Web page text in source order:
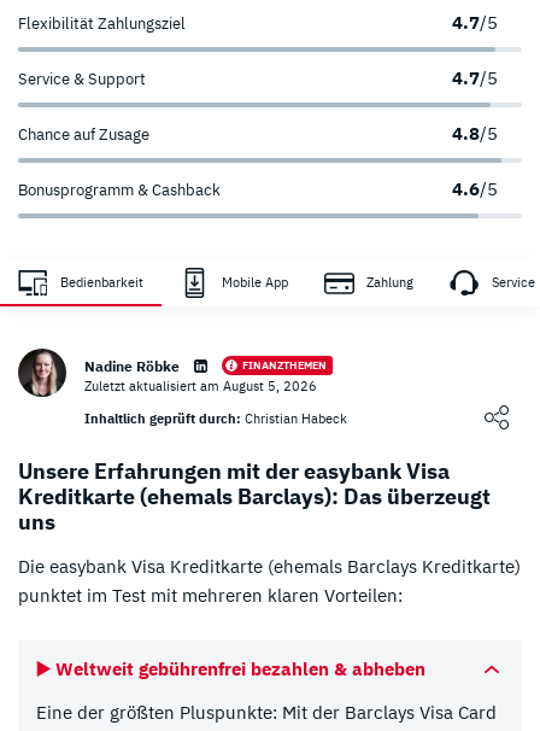
Flexibilität Zahlungsziel 4.7/5
Service & Support 4.7/5
Chance auf Zusage 4.8/5
Bonusprogramm & Cashback 4.6/5
Zahlungsanbieter
Bedienbarkeit Mobile App Zahlung Service
Nadine Röbke FINANZTHEMEN
Zuletzt aktualisiert am August 5, 2026
Inhaltlich geprüft durch: Christian Habeck
Unsere Erfahrungen mit der easybank Visa
Kreditkarte (ehemals Barclays): Das überzeugt
uns
Die easybank Visa Kreditkarte (ehemals Barclays Kreditkarte)
punktet im Test mit mehreren klaren Vorteilen:
▶️ Weltweit gebührenfrei bezahlen & abheben
Eine der größten Pluspunkte: Mit der Barclays Visa Card